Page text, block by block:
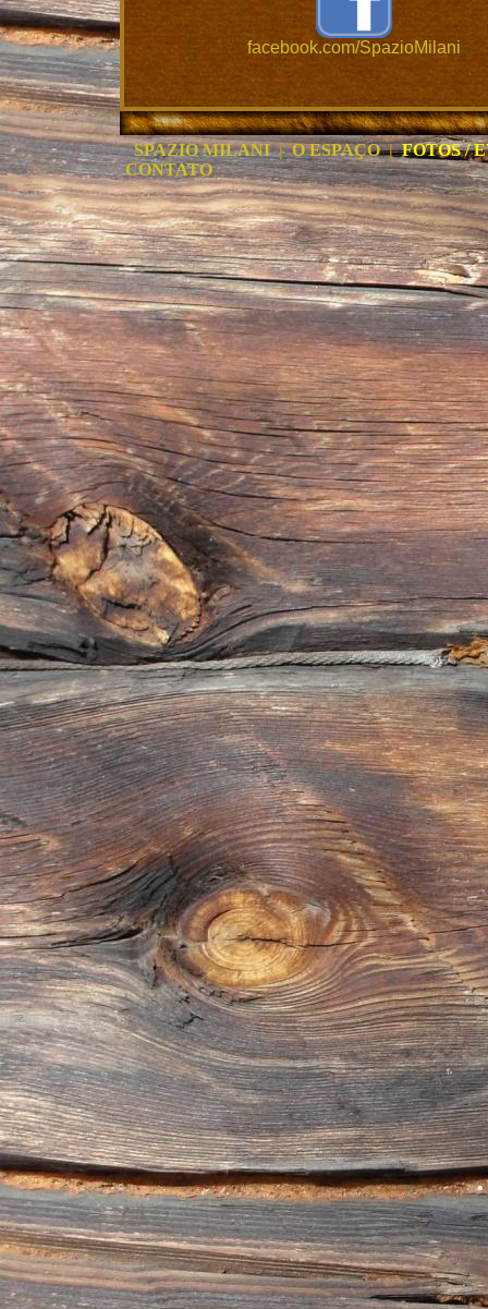
facebook.com/SpazioMilani
SPAZIO MILANI|O ESPAÇO|FOTOS /
CONTATO